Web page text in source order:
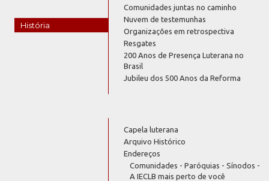
História
Comunidades juntas no caminho
Nuvem de testemunhas
Organizações em retrospectiva
Resgates
200 Anos de Presença Luterana no
Brasil
Jubileu dos 500 Anos da Reforma
Capela luterana
Arquivo Histórico
Endereços
Comunidades - Paróquias - Sínodos -
A IECLB mais perto de você